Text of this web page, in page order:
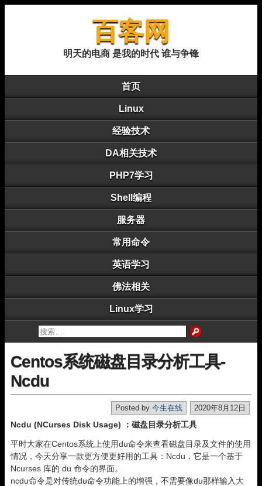
百客网
明天的电商 是我的时代 谁与争锋
首页
Linux
经验技术
DA相关技术
PHP7学习
Shell编程
服务器
常用命令
英语学习
佛法相关
Linux学习
Centos系统磁盘目录分析工具-
Ncdu
2020年8月12日
Posted by 今生在线
Ncdu (NCurses Disk Usage) ：磁盘目录分析工具
平时大家在Centos系统上使用du命令来查看磁盘目录及文件的使用
情况，今天分享一款更方便更好用的工具：Ncdu，它是一个基于
Ncurses 库的 du 命令的界面。
ncdu命令是对传统du命令功能上的增强，不需要像du那样输入大